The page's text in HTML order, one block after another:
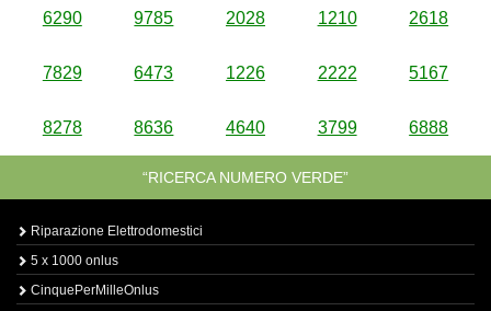
6290 9785 2028 1210 2618
7829 6473 1226 2222 5167
8278 8636 4640 3799 6888
“RICERCA NUMERO VERDE”
Riparazione Elettrodomestici
5 x 1000 onlus
CinquePerMilleOnlus